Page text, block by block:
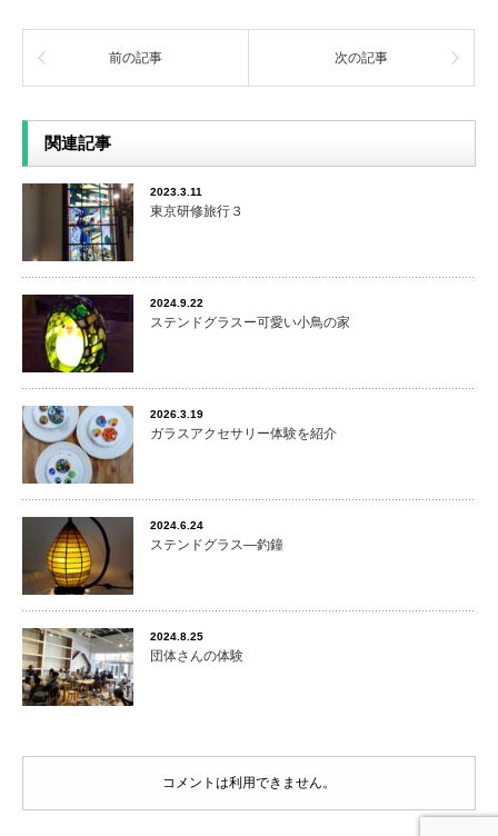
前の記事 次の記事
関連記事
2023.3.11
東京研修旅行３
2024.9.22
ステンドグラスー可愛い小鳥の家
2026.3.19
ガラスアクセサリー体験を紹介
2024.6.24
ステンドグラス―釣鐘
2024.8.25
団体さんの体験
コメントは利用できません。